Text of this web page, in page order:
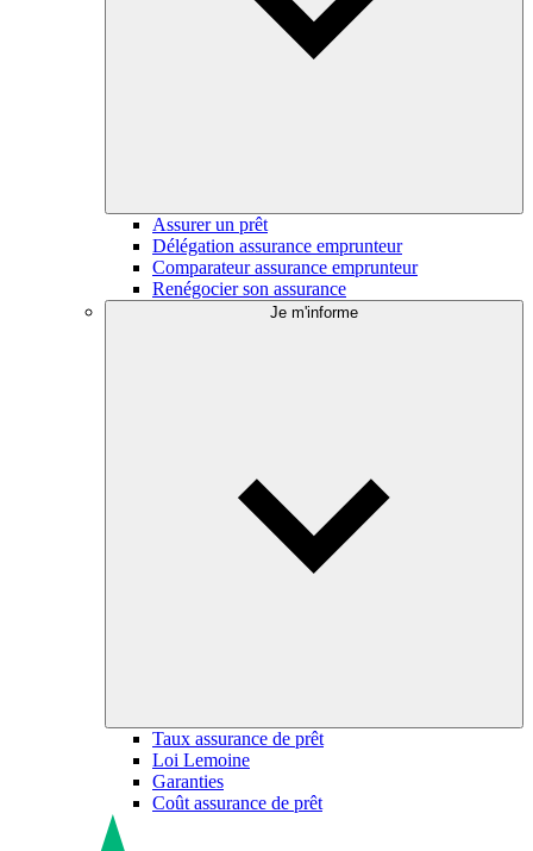
Assurer un prêt
Délégation assurance emprunteur
Comparateur assurance emprunteur
Renégocier son assurance
Je m'informe
Taux assurance de prêt
Loi Lemoine
Garanties
Coût assurance de prêt